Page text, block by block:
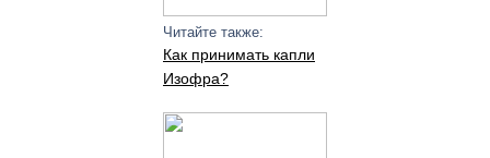
Читайте также:
Как принимать капли
Изофра?